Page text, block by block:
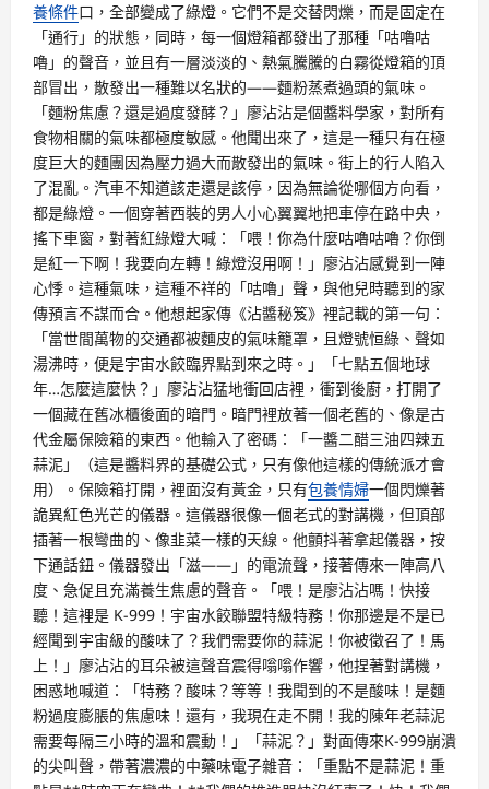
養條件口，全部變成了綠燈。它們不是交替閃爍，而是固定在
「通行」的狀態，同時，每一個燈箱都發出了那種「咕嚕咕
嚕」的聲音，並且有一層淡淡的、熱氣騰騰的白霧從燈箱的頂
部冒出，散發出一種難以名狀的——麵粉蒸煮過頭的氣味。
「麵粉焦慮？還是過度發酵？」廖沾沾是個醬料學家，對所有
食物相關的氣味都極度敏感。他聞出來了，這是一種只有在極
度巨大的麵團因為壓力過大而散發出的氣味。街上的行人陷入
了混亂。汽車不知道該走還是該停，因為無論從哪個方向看，
都是綠燈。一個穿著西裝的男人小心翼翼地把車停在路中央，
搖下車窗，對著紅綠燈大喊：「喂！你為什麼咕嚕咕嚕？你倒
是紅一下啊！我要向左轉！綠燈沒用啊！」廖沾沾感覺到一陣
心悸。這種氣味，這種不祥的「咕嚕」聲，與他兒時聽到的家
傳預言不謀而合。他想起家傳《沾醬秘笈》裡記載的第一句：
「當世間萬物的交通都被麵皮的氣味籠罩，且燈號恒綠、聲如
湯沸時，便是宇宙水餃臨界點到來之時。」「七點五個地球
年…怎麼這麼快？」廖沾沾猛地衝回店裡，衝到後廚，打開了
一個藏在舊冰櫃後面的暗門。暗門裡放著一個老舊的、像是古
代金屬保險箱的東西。他輸入了密碼：「一醬二醋三油四辣五
蒜泥」（這是醬料界的基礎公式，只有像他這樣的傳統派才會
用）。保險箱打開，裡面沒有黃金，只有包養情婦一個閃爍著
詭異紅色光芒的儀器。這儀器很像一個老式的對講機，但頂部
插著一根彎曲的、像韭菜一樣的天線。他顫抖著拿起儀器，按
下通話鈕。儀器發出「滋——」的電流聲，接著傳來一陣高八
度、急促且充滿養生焦慮的聲音。「喂！是廖沾沾嗎！快接
聽！這裡是 K-999！宇宙水餃聯盟特級特務！你那邊是不是已
經聞到宇宙級的酸味了？我們需要你的蒜泥！你被徵召了！馬
上！」廖沾沾的耳朵被這聲音震得嗡嗡作響，他捏著對講機，
困惑地喊道：「特務？酸味？等等！我聞到的不是酸味！是麵
粉過度膨脹的焦慮味！還有，我現在走不開！我的陳年老蒜泥
需要每隔三小時的溫和震動！」「蒜泥？」對面傳來K-999崩潰
的尖叫聲，帶著濃濃的中藥味電子雜音：「重點不是蒜泥！重